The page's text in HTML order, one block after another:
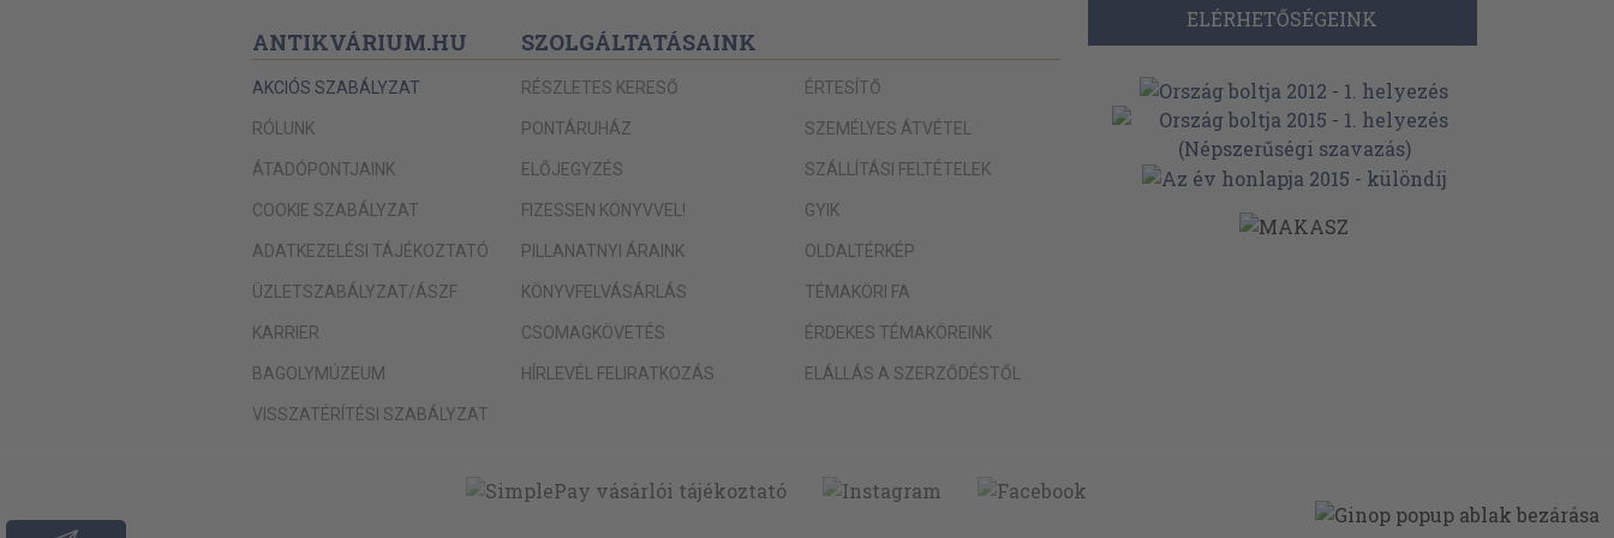
ANTIKVÁRIUM.HU
AKCIÓS SZABÁLYZAT
RÓLUNK
ÁTADÓPONTJAINK
COOKIE SZABÁLYZAT
ADATKEZELÉSI TÁJÉKOZTATÓ
ÜZLETSZABÁLYZAT/ÁSZF
KARRIER
BAGOLYMÚZEUM
VISSZATÉRÍTÉSI SZABÁLYZAT
SZOLGÁLTATÁSAINK
RÉSZLETES KERESŐ
PONTÁRUHÁZ
ELŐJEGYZÉS
FIZESSEN KÖNYVVEL!
PILLANATNYI ÁRAINK
KÖNYVFELVÁSÁRLÁS
CSOMAGKÖVETÉS
HÍRLEVÉL FELIRATKOZÁS
ÉRTESÍTŐ
SZEMÉLYES ÁTVÉTEL
SZÁLLÍTÁSI FELTÉTELEK
GYIK
OLDALTÉRKÉP
TÉMAKÖRI FA
ÉRDEKES TÉMAKÖREINK
ELÁLLÁS A SZERZŐDÉSTŐL
ELÉRHETŐSÉGEINK